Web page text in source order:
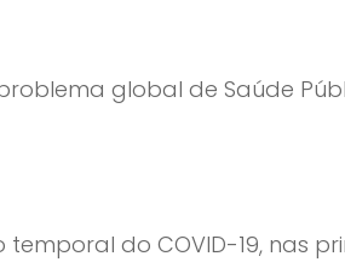
problema global de Saúde
do COVID-19, nas